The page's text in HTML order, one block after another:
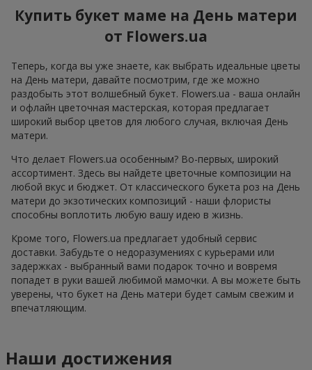
Купить букет маме на День матери
от Flowers.ua
Теперь, когда вы уже знаете, как выбрать идеальные цветы
на День матери, давайте посмотрим, где же можно
раздобыть этот волшебный букет. Flowers.ua - ваша онлайн
и офлайн цветочная мастерская, которая предлагает
широкий выбор цветов для любого случая, включая День
матери.
Что делает Flowers.ua особенным? Во-первых, широкий
ассортимент. Здесь вы найдете цветочные композиции на
любой вкус и бюджет. От классического букета роз на День
матери до экзотических композиций - наши флористы
способны воплотить любую вашу идею в жизнь.
Кроме того, Flowers.ua предлагает удобный сервис
доставки. Забудьте о недоразумениях с курьерами или
задержках - выбранный вами подарок точно и вовремя
попадет в руки вашей любимой мамочки. А вы можете быть
уверены, что букет на День матери будет самым свежим и
впечатляющим.
Наши достижения